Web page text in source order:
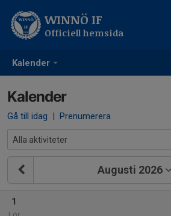
Kalender
WINNÖ IF
Officiell hemsida
Kalender
Gå till idag | Prenumerera
Augusti 2026
1